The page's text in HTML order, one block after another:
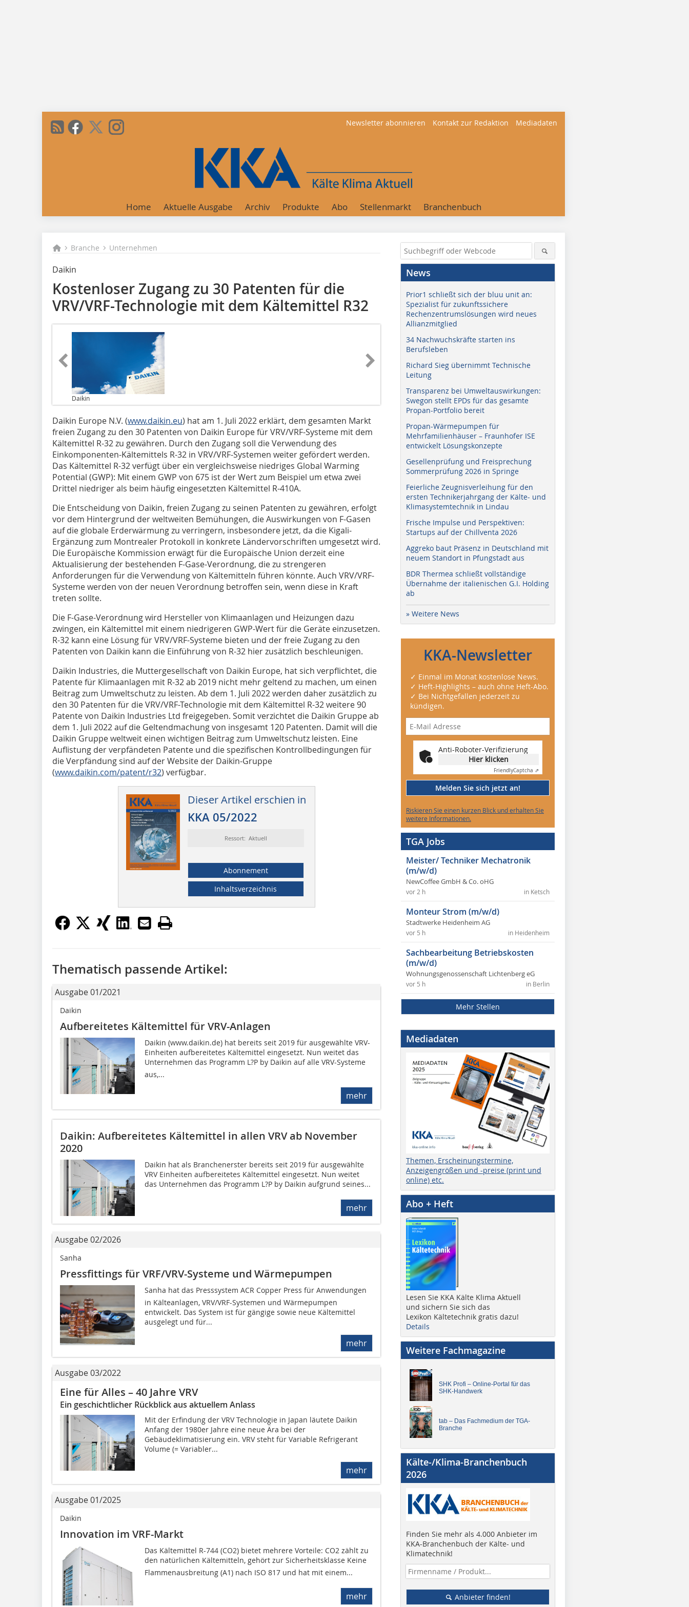
Newsletter abonnieren Kontakt zur Redaktion Mediadaten
Home Aktuelle Ausgabe Archiv Produkte Abo Stellenmarkt Branchenbuch
Branche Unternehmen
Daikin
Kostenloser Zugang zu 30 Patenten für die
VRV/VRF-Technologie mit dem Kältemittel R32
Daikin
Daikin Europe N.V. (www.daikin.eu) hat am 1. Juli 2022 erklärt, dem gesamten Markt
freien Zugang zu den 30 Patenten von Daikin Europe für VRV/VRF-Systeme mit dem
Kältemittel R-32 zu gewähren. Durch den Zugang soll die Verwendung des
Einkomponenten-Kältemittels R-32 in VRV/VRF-Systemen weiter gefördert werden.
Das Kältemittel R-32 verfügt über ein vergleichsweise niedriges Global Warming
Potential (GWP): Mit einem GWP von 675 ist der Wert zum Beispiel um etwa zwei
Drittel niedriger als beim häufig eingesetzten Kältemittel R-410A.
Die Entscheidung von Daikin, freien Zugang zu seinen Patenten zu gewähren, erfolgt
vor dem Hintergrund der weltweiten Bemühungen, die Auswirkungen von F-Gasen
auf die globale Erderwärmung zu verringern, insbesondere jetzt, da die Kigali-
Ergänzung zum Montrealer Protokoll in konkrete Ländervorschriften umgesetzt wird.
Die Europäische Kommission erwägt für die Europäische Union derzeit eine
Aktualisierung der bestehenden F-Gase-Verordnung, die zu strengeren
Anforderungen für die Verwendung von Kältemitteln führen könnte. Auch VRV/VRF-
Systeme werden von der neuen Verordnung betroffen sein, wenn diese in Kraft
treten sollte.
Die F-Gase-Verordnung wird Hersteller von Klimaanlagen und Heizungen dazu
zwingen, ein Kältemittel mit einem niedrigeren GWP-Wert für die Geräte einzusetzen.
R-32 kann eine Lösung für VRV/VRF-Systeme bieten und der freie Zugang zu den
Patenten von Daikin kann die Einführung von R-32 hier zusätzlich beschleunigen.
Daikin Industries, die Muttergesellschaft von Daikin Europe, hat sich verpflichtet, die
Patente für Klimaanlagen mit R-32 ab 2019 nicht mehr geltend zu machen, um einen
Beitrag zum Umweltschutz zu leisten. Ab dem 1. Juli 2022 werden daher zusätzlich zu
den 30 Patenten für die VRV/VRF-Technologie mit dem Kältemittel R-32 weitere 90
Patente von Daikin Industries Ltd freigegeben. Somit verzichtet die Daikin Gruppe ab
dem 1. Juli 2022 auf die Geltendmachung von insgesamt 120 Patenten. Damit will die
Daikin Gruppe weltweit einen wichtigen Beitrag zum Umweltschutz leisten. Eine
Auflistung der verpfändeten Patente und die spezifischen Kontrollbedingungen für
die Verpfändung sind auf der Website der Daikin-Gruppe
(www.daikin.com/patent/r32) verfügbar.
Dieser Artikel erschien in
KKA 05/2022
Ressort: Aktuell
Abonnement
Inhaltsverzeichnis
Thematisch passende Artikel:
Ausgabe 01/2021
Daikin
Aufbereitetes Kältemittel für VRV-Anlagen
Daikin (www.daikin.de) hat bereits seit 2019 für ausgewählte VRV-
Einheiten aufbereitetes Kältemittel eingesetzt. Nun weitet das
Unternehmen das Programm L?P by Daikin auf alle VRV-Systeme
aus,...
mehr
Daikin: Aufbereitetes Kältemittel in allen VRV ab November
2020
Daikin hat als Branchenerster bereits seit 2019 für ausgewählte
VRV Einheiten aufbereitetes Kältemittel eingesetzt. Nun weitet
das Unternehmen das Programm L?P by Daikin aufgrund seines...
mehr
Ausgabe 02/2026
Sanha
Pressfittings für VRF/VRV-Systeme und Wärmepumpen
Sanha hat das Presssystem ACR Copper Press für Anwendungen
in Kälteanlagen, VRV/VRF-Systemen und Wärmepumpen
entwickelt. Das System ist für gängige sowie neue Kältemittel
ausgelegt und für...
mehr
Ausgabe 03/2022
Eine für Alles – 40 Jahre VRV
Ein geschichtlicher Rückblick aus aktuellem Anlass
Mit der Erfindung der VRV Technologie in Japan läutete Daikin
Anfang der 1980er Jahre eine neue Ära bei der
Gebäudeklimatisierung ein. VRV steht für Variable Refrigerant
Volume (= Variabler...
mehr
Ausgabe 01/2025
Daikin
Innovation im VRF-Markt
Das Kältemittel R-744 (CO2) bietet mehrere Vorteile: CO2 zählt zu
den natürlichen Kältemitteln, gehört zur Sicherheitsklasse Keine
Flammenausbreitung (A1) nach ISO 817 und hat mit einem...
mehr
News
Prior1 schließt sich der bluu unit an:
Spezialist für zukunftssichere
Rechenzentrumslösungen wird neues
Allianzmitglied
34 Nachwuchskräfte starten ins
Berufsleben
Richard Sieg übernimmt Technische
Leitung
Transparenz bei Umweltauswirkungen:
Swegon stellt EPDs für das gesamte
Propan-Portfolio bereit
Propan-Wärmepumpen für
Mehrfamilienhäuser – Fraunhofer ISE
entwickelt Lösungskonzepte
Gesellenprüfung und Freisprechung
Sommerprüfung 2026 in Springe
Feierliche Zeugnisverleihung für den
ersten Technikerjahrgang der Kälte- und
Klimasystemtechnik in Lindau
Frische Impulse und Perspektiven:
Startups auf der Chillventa 2026
Aggreko baut Präsenz in Deutschland mit
neuem Standort in Pfungstadt aus
BDR Thermea schließt vollständige
Übernahme der italienischen G.I. Holding
ab
» Weitere News
KKA-Newsletter
✓ Einmal im Monat kostenlose News.
✓ Heft-Highlights – auch ohne Heft-Abo.
✓ Bei Nichtgefallen jederzeit zu
kündigen.
Anti-Roboter-Verifizierung
Hier klicken
FriendlyCaptcha ⇗
Melden Sie sich jetzt an!
Riskieren Sie einen kurzen Blick und erhalten Sie
weitere Informationen.
TGA Jobs
Meister/ Techniker Mechatronik
(m/w/d)
NewCoffee GmbH & Co. oHG
in Ketsch
vor 2 h
Monteur Strom (m/w/d)
Stadtwerke Heidenheim AG
in Heidenheim
vor 5 h
Sachbearbeitung Betriebskosten
(m/w/d)
Wohnungsgenossenschaft Lichtenberg eG
in Berlin
vor 5 h
Mehr Stellen
Mediadaten
Themen, Erscheinungstermine,
Anzeigengrößen und -preise (print und
online) etc.
Abo + Heft
Lesen Sie KKA Kälte Klima Aktuell
und sichern Sie sich das
Lexikon Kältetechnik gratis dazu!
Details
Weitere Fachmagazine
SHK Profi – Online-Portal für das
SHK-Handwerk
tab – Das Fachmedium der TGA-
Branche
Kälte-/Klima-Branchenbuch
2026
Finden Sie mehr als 4.000 Anbieter im
KKA-Branchenbuch der Kälte- und
Klimatechnik!
Anbieter finden!